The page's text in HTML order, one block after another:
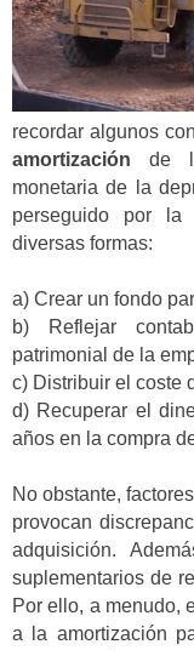
recordar algunos
amortización de
monetaria de la
perseguido por la
diversas formas:
a) Crear un fondo
b) Reflejar
patrimonial de la
c) Distribuir el coste
d) Recuperar el
años en la compra
No obstante,
provocan
adquisición.
suplementarios de
Por ello, a menudo,
a la amortización